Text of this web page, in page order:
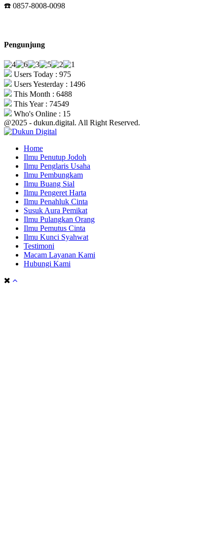
☎️ 0857-8008-0098
Pengunjung
Users Today : 975
Users Yesterday : 1496
This Month : 6488
This Year : 74549
Who's Online : 15
@2025 - dukun.digital. All Right Reserved.
Home
Ilmu Penutup Jodoh
Ilmu Penglaris Usaha
Ilmu Pembungkam
Ilmu Buang Sial
Ilmu Pengeret Harta
Ilmu Penahluk Cinta
Susuk Aura Pemikat
Ilmu Pulangkan Orang
Ilmu Pemutus Cinta
Ilmu Kunci Syahwat
Testimoni
Macam Layanan Kami
Hubungi Kami